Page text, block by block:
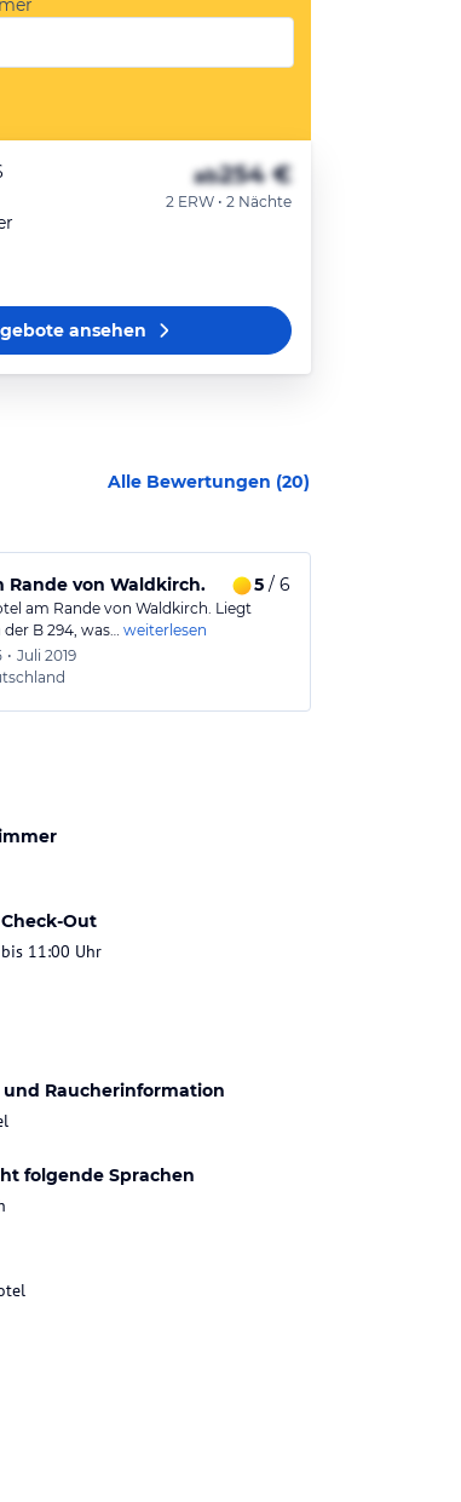
ab254 €
2 ERW • 2 Nächte
ansehen
Alle Bewertungen (20)
Rande von Waldkirch. 5/ 6
am Rande von Waldkirch. Liegt
B 294, was… weiterlesen
• Juli 2019
Check-Out
bis 11:00 Uhr
Raucherinformation
folgende Sprachen